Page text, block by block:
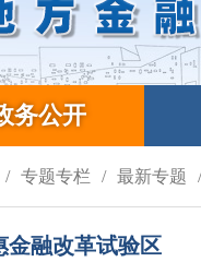
务公开
专题专栏 最新专题
金融改革试验区